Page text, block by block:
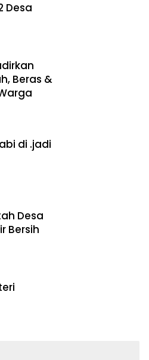
Desa
Beras &
di .jadi
Desa
Bersih